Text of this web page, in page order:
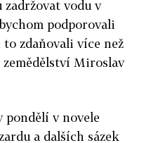
vodu v
podporovali
to zdaňovali více než
Miroslav
v novele
a dalších sázek